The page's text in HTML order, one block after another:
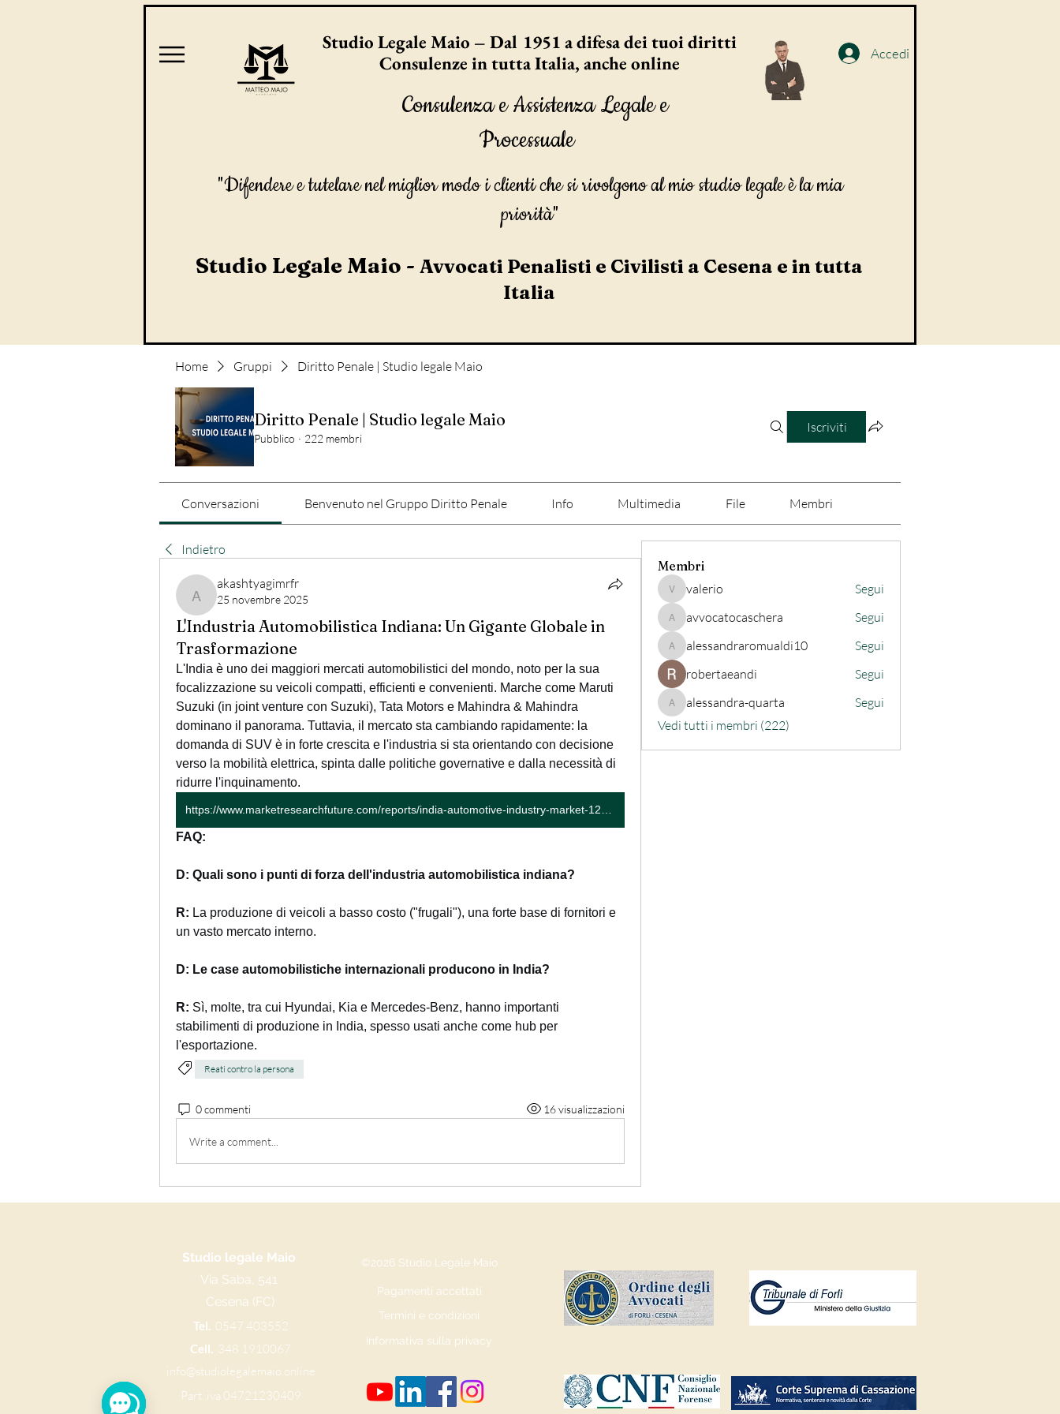
Studio Legale Maio – Dal 1951 a difesa dei tuoi diritti
Consulenze in tutta Italia, anche online
Consulenza e Assistenza Legale e
Processuale
Accedi
"Difendere e tutelare nel miglior modo i clienti che si rivolgono al mio studio legale è la mia
priorità"
Studio Legale Maio - Avvocati Penalisti e Civilisti a Cesena e in tutta
Italia
Home Gruppi Diritto Penale | Studio legale Maio
Diritto Penale | Studio legale Maio
Pubblico · 222 membri
Iscriviti
Conversazioni Benvenuto nel Gruppo Diritto Penale Info Multimedia File Membri
Indietro
akashtyagimrfr
akashtyagimrfr
25 novembre 2025
L'Industria Automobilistica Indiana: Un Gigante Globale in
Trasformazione
L'India è uno dei maggiori mercati automobilistici del mondo, noto per la sua
focalizzazione su veicoli compatti, efficienti e convenienti. Marche come Maruti
Suzuki (in joint venture con Suzuki), Tata Motors e Mahindra & Mahindra
dominano il panorama. Tuttavia, il mercato sta cambiando rapidamente: la
domanda di SUV è in forte crescita e l'industria si sta orientando con decisione
verso la mobilità elettrica, spinta dalle politiche governative e dalla necessità di
ridurre l'inquinamento.
FAQ:
D: Quali sono i punti di forza dell'industria automobilistica indiana?
R: La produzione di veicoli a basso costo ("frugali"), una forte base di fornitori e
un vasto mercato interno.
D: Le case automobilistiche internazionali producono in India?
R: Sì, molte, tra cui Hyundai, Kia e Mercedes-Benz, hanno importanti
stabilimenti di produzione in India, spesso usati anche come hub per
l'esportazione.
Reati contro la persona
0 commenti 16 visualizzazioni
Write a comment...
Membri
valeriovalerio Segui
avvocatocaschera
avvocatocaschera Segui
alessandraromualdi10
alessandraromualdi10
Segui
robertaeandi
Segui
alessandra-quarta
alessandra-quarta
Segui
Vedi tutti i membri (222)
Studio legale Maio
Via Saba, 541
Cesena (FC)
Tel. 0547 403552
Cell. 348 1910067
info@studiolegalemaio.online
Part. iva 04721230409
©2026 Studio Legale Maio
Pagamenti accettati
Termini e condizioni
Informativa sulla privacy